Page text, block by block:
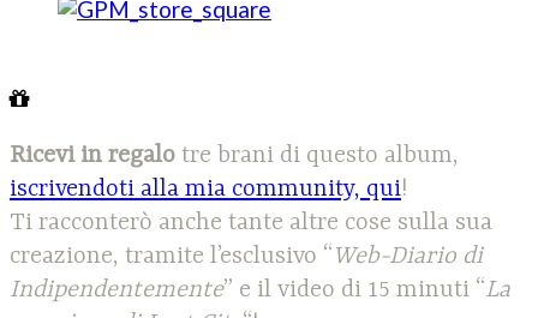
Ricevi in regalo tre brani di questo album,
iscrivendoti alla mia community, qui!
Ti racconterò anche tante altre cose sulla sua
creazione, tramite l’esclusivo “Web-Diario di
Indipendentemente” e il video di 15 minuti “La